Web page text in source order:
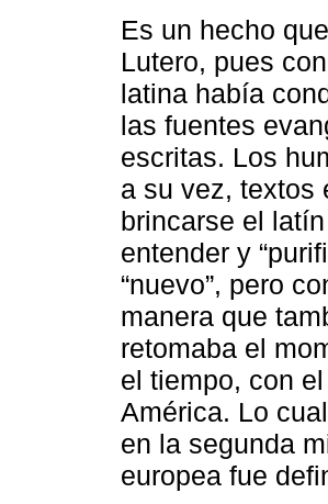
Es un hecho
Lutero, pues
latina había
las fuentes
escritas. Los
a su vez, textos
brincarse el
entender y
“nuevo”, pero
manera que
retomaba el
el tiempo, con
América. Lo
en la segunda
europea fue